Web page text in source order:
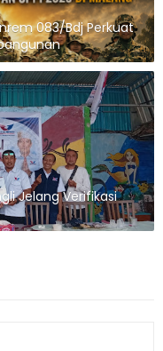
083/Bdj Perkuat
Jelang Verifikasi